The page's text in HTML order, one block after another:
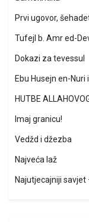
Prvi ugovor,
Tufejl b. Amr ed-
Dokazi za tevessul
Ebu Husejn en-Nuri
HUTBE
Imaj granicu!
Vedžd i džezba
Najveća laž
Najutjecajniji